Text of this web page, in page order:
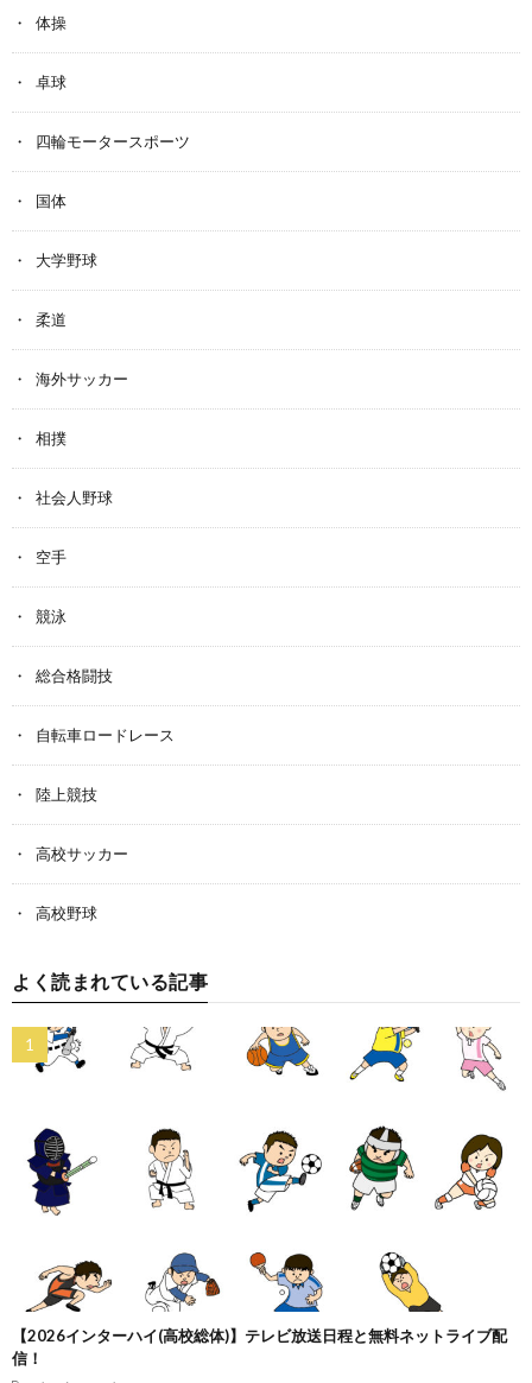
体操
卓球
四輪モータースポーツ
国体
大学野球
柔道
海外サッカー
相撲
社会人野球
空手
競泳
総合格闘技
自転車ロードレース
陸上競技
高校サッカー
高校野球
よく読まれている記事
【2026インターハイ(高校総体)】テレビ放送日程と無料ネットライブ配
信！